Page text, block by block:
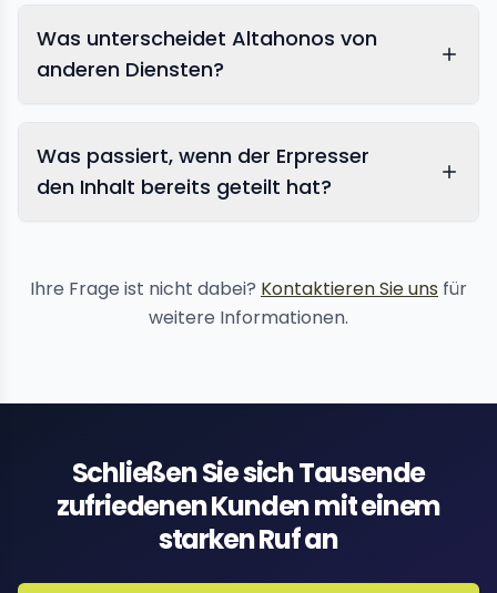
Was unterscheidet Altahonos von
anderen Diensten?
Was passiert, wenn der Erpresser
den Inhalt bereits geteilt hat?
Ihre Frage ist nicht dabei? Kontaktieren Sie uns für
weitere Informationen.
Schließen Sie sich Tausende
zufriedenen Kunden mit einem
starken Ruf an